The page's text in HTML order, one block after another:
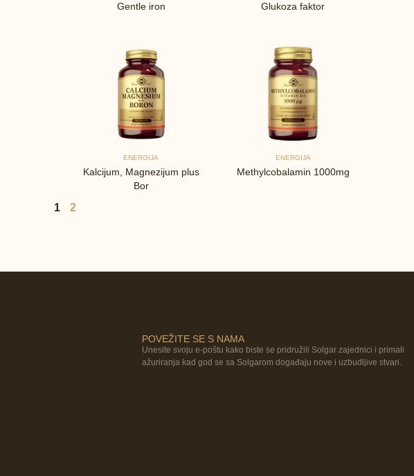
Gentle iron Glukoza faktor
ENERGIJA
Kalcijum, Magnezijum plus
Bor
ENERGIJA
Methylcobalamin 1000mg
1 2
POVEŽITE SE S NAMA
Unesite svoju e-poštu kako biste se pridružili Solgar zajednici i primali
ažuriranja kad god se sa Solgarom događaju nove i uzbudljive stvari.